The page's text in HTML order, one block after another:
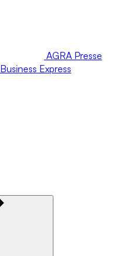
AGRA Presse
Business Express